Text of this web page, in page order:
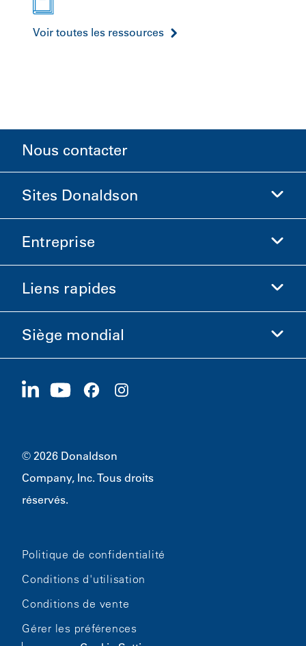
Voir toutes les ressources
Nous contacter
Sites Donaldson
Donaldson Sciences de la vie
Boutique Donaldson
Entreprise
Informations sur l'entreprise
Éthique et conformité
Carrières
Liens rapides
Investisseurs
Fournisseurs
Développement durable
Siège mondial
1400 W 94th Street
© 2026 Donaldson
Company, Inc. Tous droits
réservés.
Politique de confidentialité
Conditions d'utilisation
Conditions de vente
Gérer les préférences